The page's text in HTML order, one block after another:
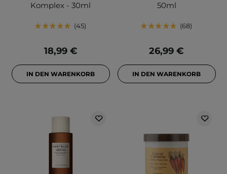
Komplex - 30ml
45
18,99 €
IN DEN WARENKORB
50ml
68
26,99 €
IN DEN WARENKORB